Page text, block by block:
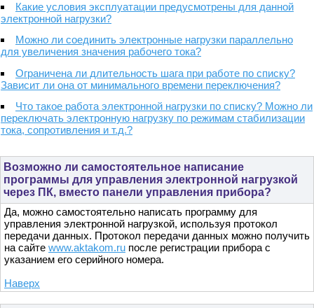
Какие условия эксплуатации предусмотрены для данной
электронной нагрузки?
Можно ли соединить электронные нагрузки параллельно
для увеличения значения рабочего тока?
Ограничена ли длительность шага при работе по списку?
Зависит ли она от минимального времени переключения?
Что такое работа электронной нагрузки по списку? Можно ли
переключать электронную нагрузку по режимам стабилизации
тока, сопротивления и т.д.?
Возможно ли самостоятельное написание
программы для управления электронной нагрузкой
через ПК, вместо панели управления прибора?
Да, можно самостоятельно написать программу для
управления электронной нагрузкой, используя протокол
передачи данных. Протокол передачи данных можно получить
на сайте www.aktakom.ru после регистрации прибора с
указанием его серийного номера.
Наверх